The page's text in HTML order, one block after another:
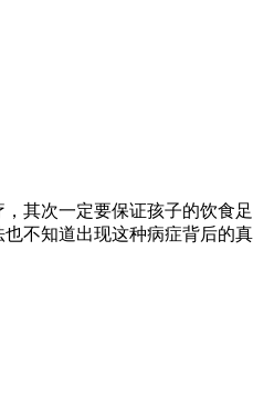
其次一定要保证孩子的饮食足
不知道出现这种病症背后的真